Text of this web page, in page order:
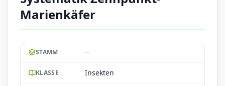
Marienkäfer
STAMM --
KLASSE Insekten